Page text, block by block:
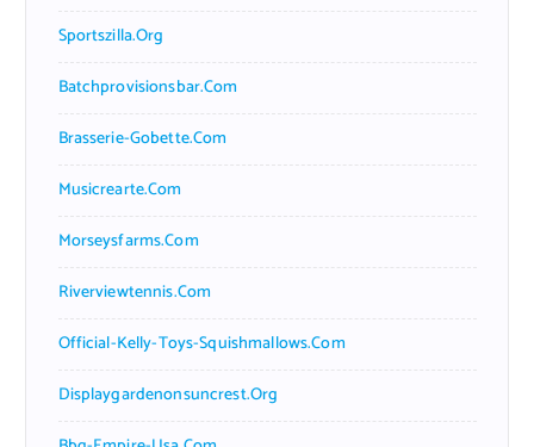
Sportszilla.org
Batchprovisionsbar.com
Brasserie-Gobette.com
Musicrearte.com
Morseysfarms.com
Riverviewtennis.com
Official-Kelly-Toys-Squishmallows.com
Displaygardenonsuncrest.org